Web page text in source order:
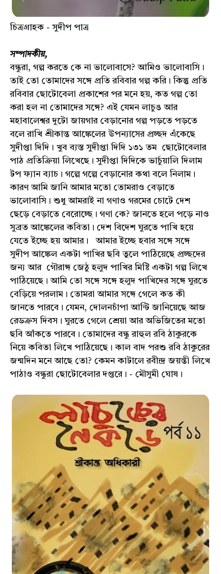
চিত্রগ্রাহক - সুদীপ পাত্র
সম্পাদকীয়,
বন্ধুরা, গল্প করতে কে না ভালোবাসে? আমিও ভালোবাসি।
তাই তো তোমাদের সঙ্গে প্রতি রবিবার গল্প করি। কিন্তু প্রতি
রবিবার ছোটোবেলা প্রকাশের পর মনে হয়, কত গল্প তো
করা হল না তোমাদের সঙ্গে? এই যেমন লাচুঙ আর
মহাবালেশ্বর দুটো জায়গার বেড়ানোর গল্প পড়তে পড়তে
বলে রাখি শ্রীকান্ত আঙ্কেলের উপন্যাসের প্রচ্ছদ এঁকেছে
সুদীপ্তা দিদি। খুব ব্যস্ত সুদীপ্তা দিদি ১৩১ তম ছোটোবেলার
পাঠ প্রতিক্রিয়া লিখেছে। সুদীপ্তা দিদিকে ভার্চুয়ালি দিলাম
টপ ফ্যান ব্যাচ। গল্পে গল্পে বেড়ানোর কথা বলে নিলাম।
কারণ আমি জানি আমার মতো তোমরাও বেড়াতে
ভালোবাসি। শুধু আমরাই না গণাও গরমের চোটে দেশ
ছেড়ে বেড়াতে বেরোচ্ছে। গণা কে? জানতে হলে পড়ে নাও
সুব্রত আঙ্কেলের কবিতা। দেশ বিদেশ ঘুরতে পাখি হয়ে
যেতে ইচ্ছে হয় আমার। আমার ইচ্ছে হবার সঙ্গে সঙ্গে
সুদীপ আঙ্কেল একটা পাখির ছবি তুলে পাঠিয়েছে প্রচ্ছদের
জন্য আর গৌরাঙ্গ জেঠু হলুদ পাখির মিষ্টি একটা গল্প লিখে
পাঠিয়েছে। আমি তো সঙ্গে সঙ্গে হলুদ পাখিদের সঙ্গে ঘুরতে
বেড়িয়ে পরলাম। তোমরা আমার সঙ্গে গেলে কত কী
জানতে পারবে। যেমন, দোলনচাঁপা আন্টি জানিয়েছে আজ
রেডক্রস দিবস। ঘুরতে গেলে শ্রেয়া আর অভিজিতের মতো
ছবি আঁকতে পারবে। তোমাদের বন্ধু রাহুল রবি ঠাকুরকে
নিয়ে কবিতা লিখে পাঠিয়েছে। কাল বাদ পরশু রবি ঠাকুরের
জন্মদিন মনে আছে তো? কেমন কাটালে রবীন্দ্র জয়ন্তী লিখে
পাঠাও বন্ধুরা ছোটোবেলার দপ্তরে। - মৌসুমী ঘোষ।